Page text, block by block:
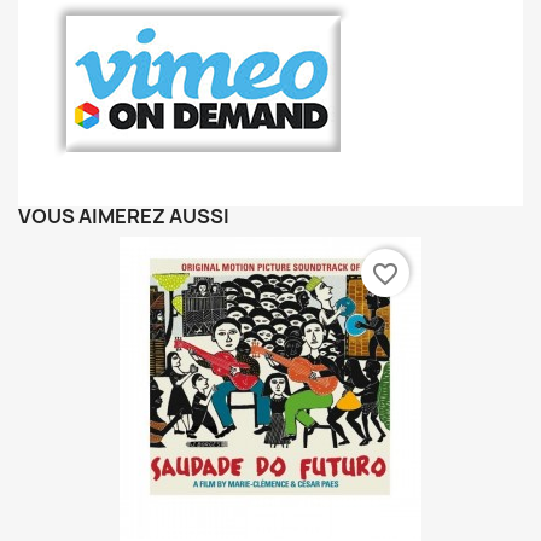
VOUS AIMEREZ AUSSI
favorite_border